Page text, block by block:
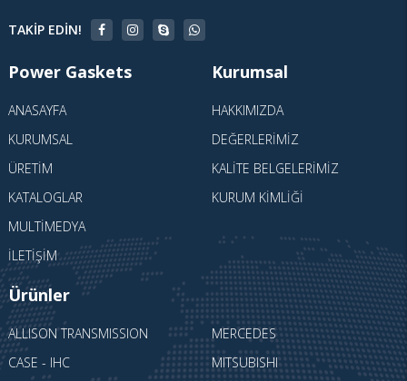
TAKIP EDIN!
Power Gaskets
ANASAYFA
KURUMSAL
ÜRETIM
KATALOGLAR
MULTIMEDYA
İLETIŞIM
Kurumsal
HAKKIMIZDA
DEĞERLERIMIZ
KALITE BELGELERIMIZ
KURUM KIMLIĞI
Ürünler
ALLISON TRANSMISSION
CASE - IHC
MERCEDES
MITSUBISHI